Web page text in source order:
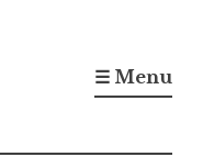
☰ Menu